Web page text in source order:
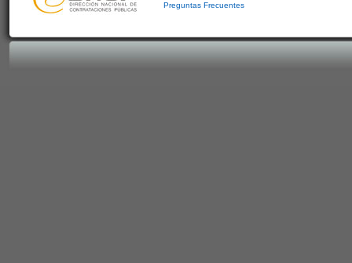
Preguntas Frecuentes